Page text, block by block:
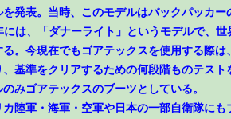
を発表。当時、このモデルはバックパッカー
には、「ダナーライト」というモデルで、
る。今現在でもゴアテックスを使用する際
、基準をクリアするための何段階ものテス
のみゴアテックスのブーツとしている。
カ陸軍・海軍・空軍や日本の一部自衛隊に